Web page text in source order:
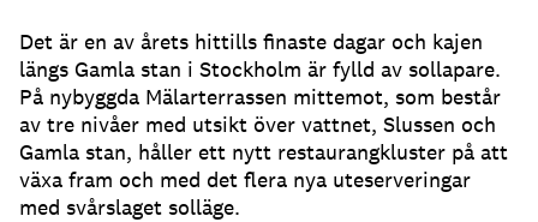
Det är en av årets hittills finaste dagar och kajen
längs Gamla stan i Stockholm är fylld av sollapare.
På nybyggda Mälarterrassen mittemot, som består
av tre nivåer med utsikt över vattnet, Slussen och
Gamla stan, håller ett nytt restaurangkluster på att
växa fram och med det flera nya uteserveringar
med svårslaget solläge.